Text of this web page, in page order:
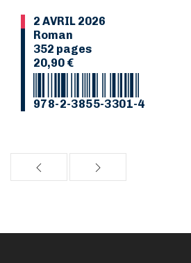
2 AVRIL 2026
Roman
352 pages
20,90 €
978-2-3855-3301-4